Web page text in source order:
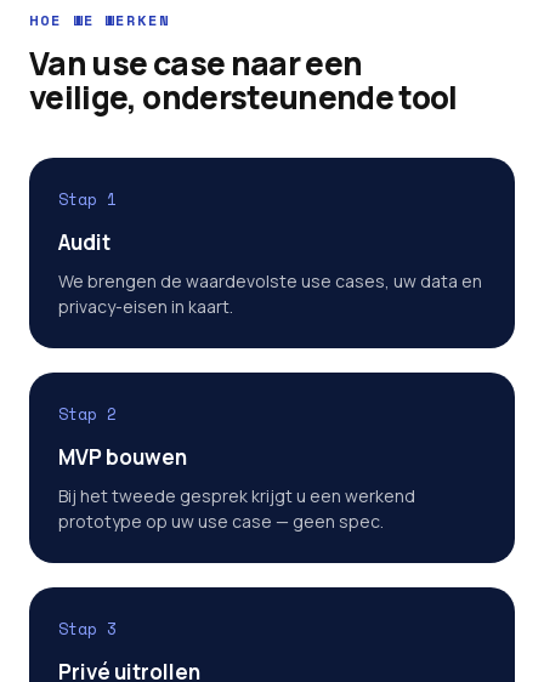
HOE WE WERKEN
Van use case naar een
veilige, ondersteunende tool
Stap 1
Audit
We brengen de waardevolste use cases, uw data en
privacy-eisen in kaart.
Stap 2
MVP bouwen
Bij het tweede gesprek krijgt u een werkend
prototype op uw use case — geen spec.
Stap 3
Privé uitrollen